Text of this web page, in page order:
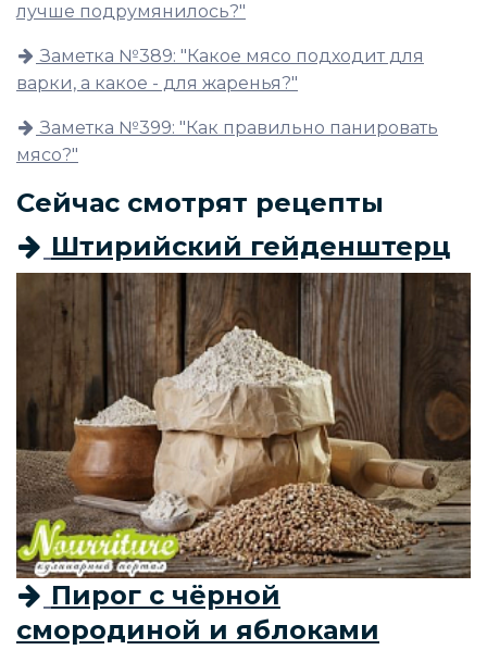
лучше подрумянилось?"
Заметка №389: "Какое мясо подходит для
варки, а какое - для жаренья?"
Заметка №399: "Как правильно панировать
мясо?"
Сейчас смотрят рецепты
Штирийский гейденштерц
Пирог с чёрной
смородиной и яблоками